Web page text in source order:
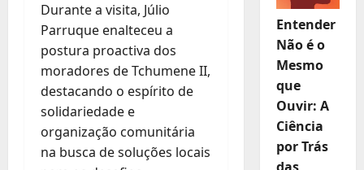
Durante a visita, Júlio
Parruque enalteceu a
postura proactiva dos
moradores de Tchumene II,
destacando o espírito de
solidariedade e
organização comunitária
na busca de soluções locais
Entender
Não é o
Mesmo
que
Ouvir: A
Ciência
por Trás